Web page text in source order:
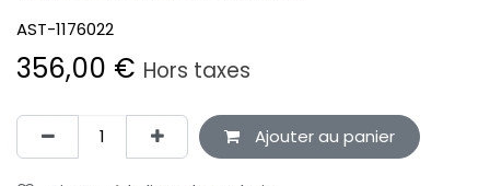
AST-1176022
356,00 € Hors taxes
Ajouter au panier